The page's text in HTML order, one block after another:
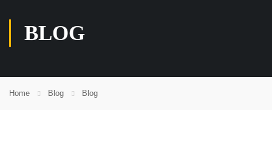
BLOG
Home Blog Blog